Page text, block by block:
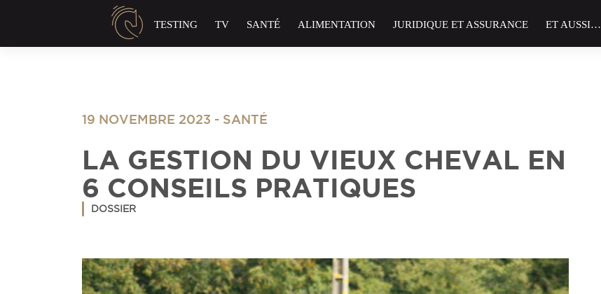
TESTING TV SANTÉ ALIMENTATION JURIDIQUE ET ASSURANCE ET AUSSI…
19 NOVEMBRE 2023 - SANTÉ
LA GESTION DU VIEUX CHEVAL EN
6 CONSEILS PRATIQUES
DOSSIER
Panneau de gestion des cookies